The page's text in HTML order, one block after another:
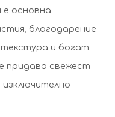
е основна
благодарение
текстура и богат
придава свежест
изключително